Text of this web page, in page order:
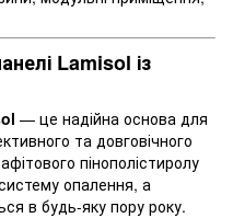
Lamisol із
— це надійна основа для
та довговічного
пінополістиролу
опалення, а
в будь-яку пору року.